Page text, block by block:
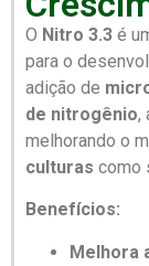
O Nitro 3.3 é
para o
adição de
de nitrogênio,
melhorando o
culturas como
Benefícios:
Melhora